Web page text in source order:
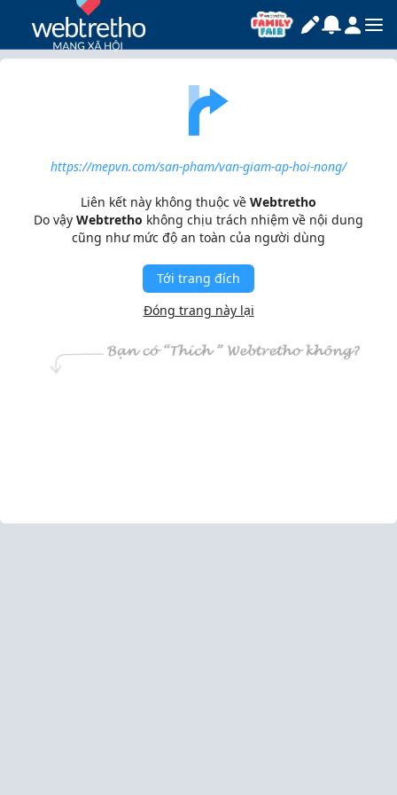
https://mepvn.com/san-pham/van-giam-ap-hoi-nong/
Liên kết này không thuộc về Webtretho
Do vậy Webtretho không chịu trách nhiệm về nội dung
cũng như mức độ an toàn của người dùng
Tới trang đích
Đóng trang này lại